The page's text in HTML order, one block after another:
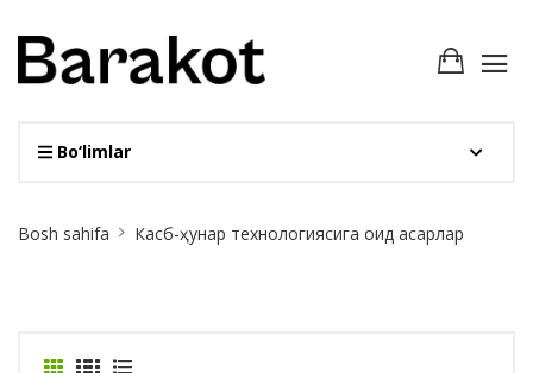
Bo‘limlar
Breadcrumb
Bosh sahifa Касб-ҳунар технологиясига оид асарлар